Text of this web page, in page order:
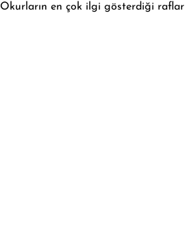
Okurların en çok ilgi gösterdiği raflar